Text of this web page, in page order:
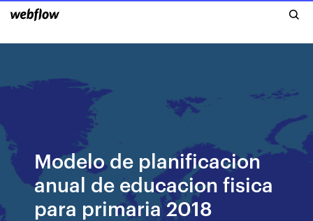
Modelo de planificacion
anual de educacion fisica
para primaria 2018